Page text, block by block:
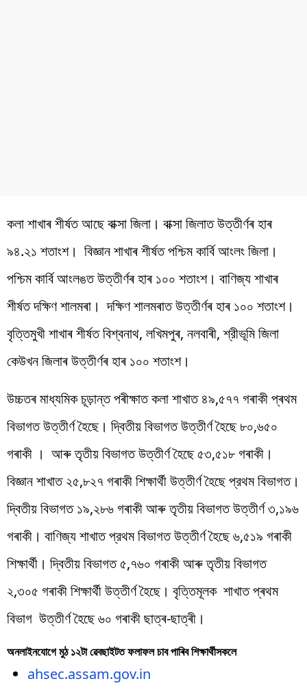
কলা শাখাৰ শীৰ্ষত আছে বাক্সা জিলা। বাক্সা জিলাত উত্তীৰ্ণৰ হাৰ
৯৪.২১ শতাংশ। বিজ্ঞান শাখাৰ শীৰ্ষত পশ্চিম কাৰ্বি আংলং জিলা।
পশ্চিম কাৰ্বি আংলঙত উত্তীৰ্ণৰ হাৰ ১০০ শতাংশ। বাণিজ্য শাখাৰ
শীৰ্ষত দক্ষিণ শালমৰা। দক্ষিণ শালমৰাত উত্তীৰ্ণৰ হাৰ ১০০ শতাংশ।
বৃত্তিমুখী শাখাৰ শীৰ্ষত বিশ্বনাথ, লখিমপুৰ, নলবাৰী, শ্রীভূমি জিলা
কেউখন জিলাৰ উত্তীৰ্ণৰ হাৰ ১০০ শতাংশ।
উচ্চতৰ মাধ্যমিক চূড়ান্ত পৰীক্ষাত কলা শাখাত ৪৯,৫৭৭ গৰাকী প্ৰথম
বিভাগত উত্তীর্ণ হৈছে। দ্বিতীয় বিভাগত উত্তীর্ণ হৈছে ৮০,৬৫০
গৰাকী । আৰু তৃতীয় বিভাগত উত্তীৰ্ণ হৈছে ৫৩,৫১৮ গৰাকী।
বিজ্ঞান শাখাত ২৫,৮২৭ গৰাকী শিক্ষাৰ্থী উত্তীর্ণ হৈছে প্রথম বিভাগত।
দ্বিতীয় বিভাগত ১৯,২৮৬ গৰাকী আৰু তৃতীয় বিভাগত উত্তীর্ণ ৩,১৯৬
গৰাকী। বাণিজ্য শাখাত প্রথম বিভাগত উত্তীর্ণ হৈছে ৬,৫১৯ গৰাকী
শিক্ষাৰ্থী। দ্বিতীয় বিভাগত ৫,৭৬০ গৰাকী আৰু তৃতীয় বিভাগত
২,৩০৫ গৰাকী শিক্ষাৰ্থী উত্তীর্ণ হৈছে। বৃত্তিমূলক শাখাত প্ৰথম
বিভাগ উত্তীৰ্ণ হৈছে ৬০ গৰাকী ছাত্ৰ-ছাত্ৰী।
অনলাইনযোগে মুঠ ১২টা ৱেবছাইটত ফলাফল চাব পাৰিব শিক্ষাৰ্থীসকলে
ahsec.assam.gov.in